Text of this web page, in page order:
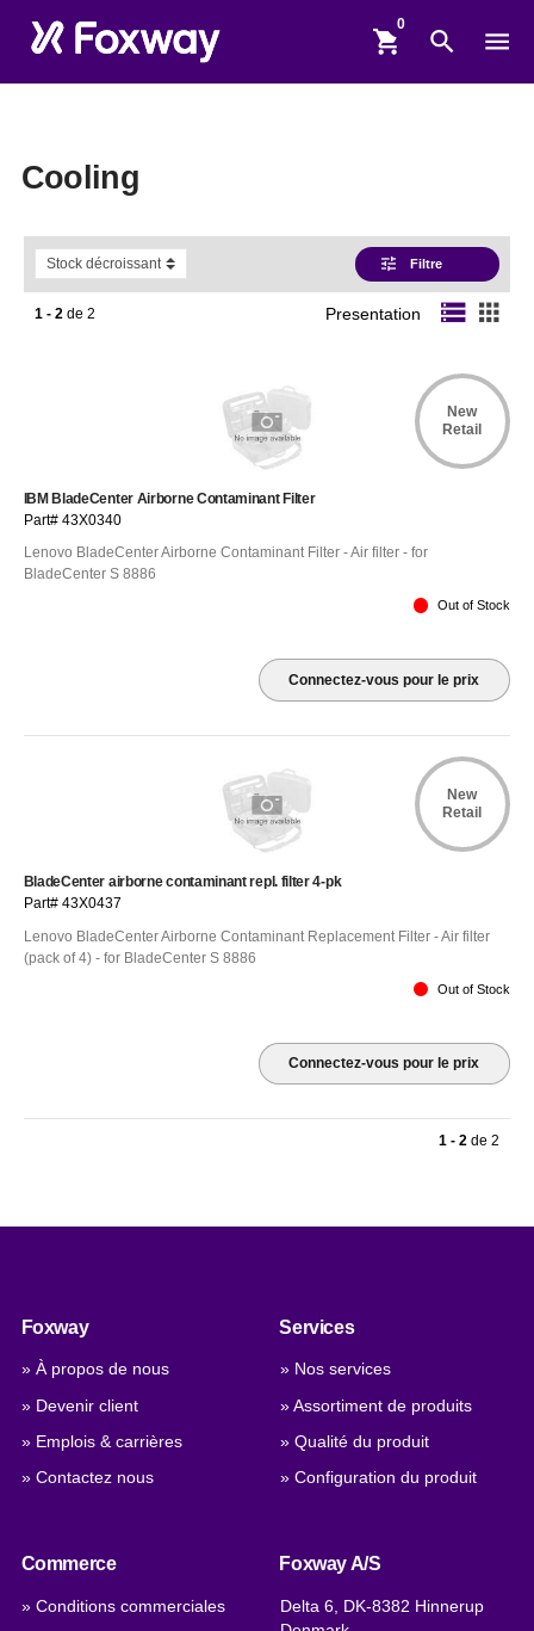
shopping_cart search menu
Cooling
tune Filtre
1 - 2de 2 Presentation storage apps
New
Retail
IBM BladeCenter Airborne Contaminant Filter
Part# 43X0340
Lenovo BladeCenter Airborne Contaminant Filter - Air filter - for
BladeCenter S 8886
Out of Stock
Connectez-vous pour le prix
New
Retail
BladeCenter airborne contaminant repl. filter 4-pk
Part# 43X0437
Lenovo BladeCenter Airborne Contaminant Replacement Filter - Air filter
(pack of 4) - for BladeCenter S 8886
Out of Stock
Connectez-vous pour le prix
1 - 2 de2
Foxway
» À propos de nous
» Devenir client
» Emplois & carrières
» Contactez nous
Services
» Nos services
» Assortiment de produits
» Qualité du produit
» Configuration du produit
Commerce
» Conditions commerciales
Foxway A/S
Delta 6, DK-8382 Hinnerup